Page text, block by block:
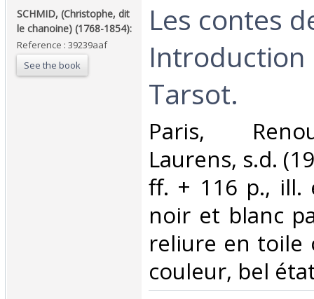
‎SCHMID, (Christophe, dit
le chanoine) (1768-1854):‎
Reference : 39239aaf
See the book
‎Les contes
Introduction
Tarsot.‎
‎Paris,
Laurens, s.d.
ff. + 116 p., ill.
noir et blanc
reliure en toile
couleur, bel